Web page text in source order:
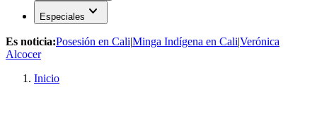
Especiales expand_more
Es noticia:Posesión en Cali|Minga Indígena en Cali|Verónica
Alcocer
Inicio